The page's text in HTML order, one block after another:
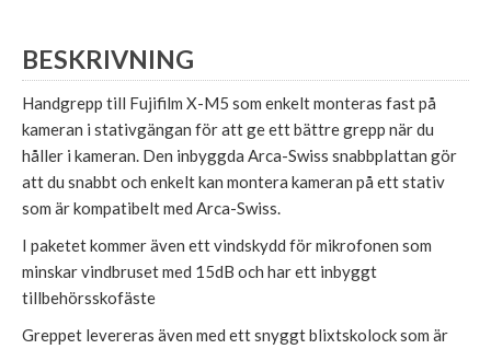
BESKRIVNING
Handgrepp till Fujifilm X-M5 som enkelt monteras fast på
kameran i stativgängan för att ge ett bättre grepp när du
håller i kameran. Den inbyggda Arca-Swiss snabbplattan gör
att du snabbt och enkelt kan montera kameran på ett stativ
som är kompatibelt med Arca-Swiss.
I paketet kommer även ett vindskydd för mikrofonen som
minskar vindbruset med 15dB och har ett inbyggt
tillbehörsskofäste
Greppet levereras även med ett snyggt blixtskolock som är